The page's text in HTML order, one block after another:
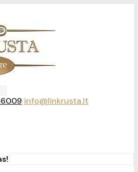
info@linkrusta.lt